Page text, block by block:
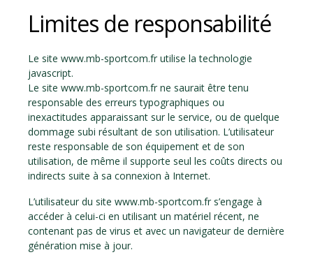
Limites de responsabilité
Le site www.mb-sportcom.fr utilise la technologie
javascript.
Le site www.mb-sportcom.fr ne saurait être tenu
responsable des erreurs typographiques ou
inexactitudes apparaissant sur le service, ou de quelque
dommage subi résultant de son utilisation. L’utilisateur
reste responsable de son équipement et de son
utilisation, de même il supporte seul les coûts directs ou
indirects suite à sa connexion à Internet.
L’utilisateur du site www.mb-sportcom.fr s’engage à
accéder à celui-ci en utilisant un matériel récent, ne
contenant pas de virus et avec un navigateur de dernière
génération mise à jour.